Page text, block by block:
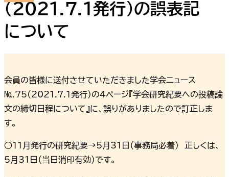
（2021.7.1発行）の誤表記
について
会員の皆様に送付させていただきました学会ニュース
№.75(2021.7.1発行）の4ページ『学会研究紀要への投稿論
文の締切日程について』に、誤りがありましたので訂正しま
す。
○11月発行の研究紀要→5月31日（事務局必着） 正しくは、
5月31日（当日消印有効）です。